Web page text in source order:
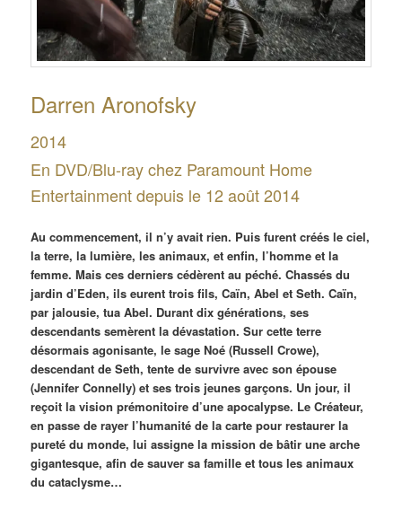
Darren Aronofsky
2014
En DVD/Blu-ray chez Paramount Home
Entertainment depuis le 12 août 2014
Au commencement, il n’y avait rien. Puis furent créés le ciel,
la terre, la lumière, les animaux, et enfin, l’homme et la
femme. Mais ces derniers cédèrent au péché. Chassés du
jardin d’Eden, ils eurent trois fils, Caïn, Abel et Seth. Caïn,
par jalousie, tua Abel. Durant dix générations, ses
descendants semèrent la dévastation. Sur cette terre
désormais agonisante, le sage Noé (Russell Crowe),
descendant de Seth, tente de survivre avec son épouse
(Jennifer Connelly) et ses trois jeunes garçons. Un jour, il
reçoit la vision prémonitoire d’une apocalypse. Le Créateur,
en passe de rayer l’humanité de la carte pour restaurer la
pureté du monde, lui assigne la mission de bâtir une arche
gigantesque, afin de sauver sa famille et tous les animaux
du cataclysme…